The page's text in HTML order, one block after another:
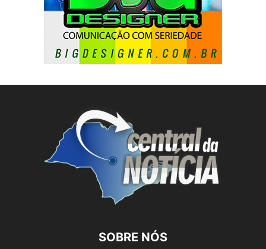
SOBRE NÓS